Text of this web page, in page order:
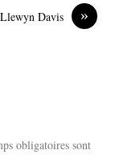
»
Davis
obligatoires sont